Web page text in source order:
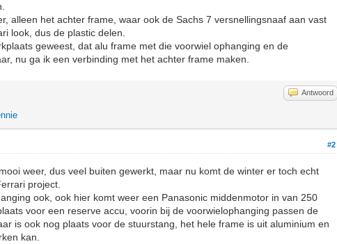
alleen het achter frame, waar ook de Sachs 7 versnellingsnaaf aan vast
look, dus de plastic delen.
geweest, dat alu frame met die voorwiel ophanging en de
nu ga ik een verbinding met het achter frame maken.
Antwoord
#2
weer, dus veel buiten gewerkt, maar nu komt de winter er toch echt
project.
ook, ook hier komt weer een Panasonic middenmotor in van 250
voor een reserve accu, voorin bij de voorwielophanging passen de
is ook nog plaats voor de stuurstang, het hele frame is uit aluminium en
kan.